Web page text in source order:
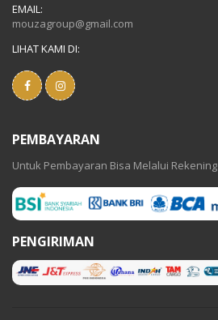
EMAIL:
mouzagroup@gmail.com
LIHAT KAMI DI:
PEMBAYARAN
Untuk Pembayaran Bisa Melalui Rekening
PENGIRIMAN